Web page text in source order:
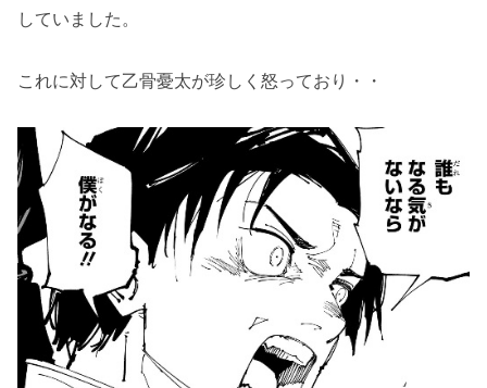
していました。
これに対して乙骨憂太が珍しく怒っており・・